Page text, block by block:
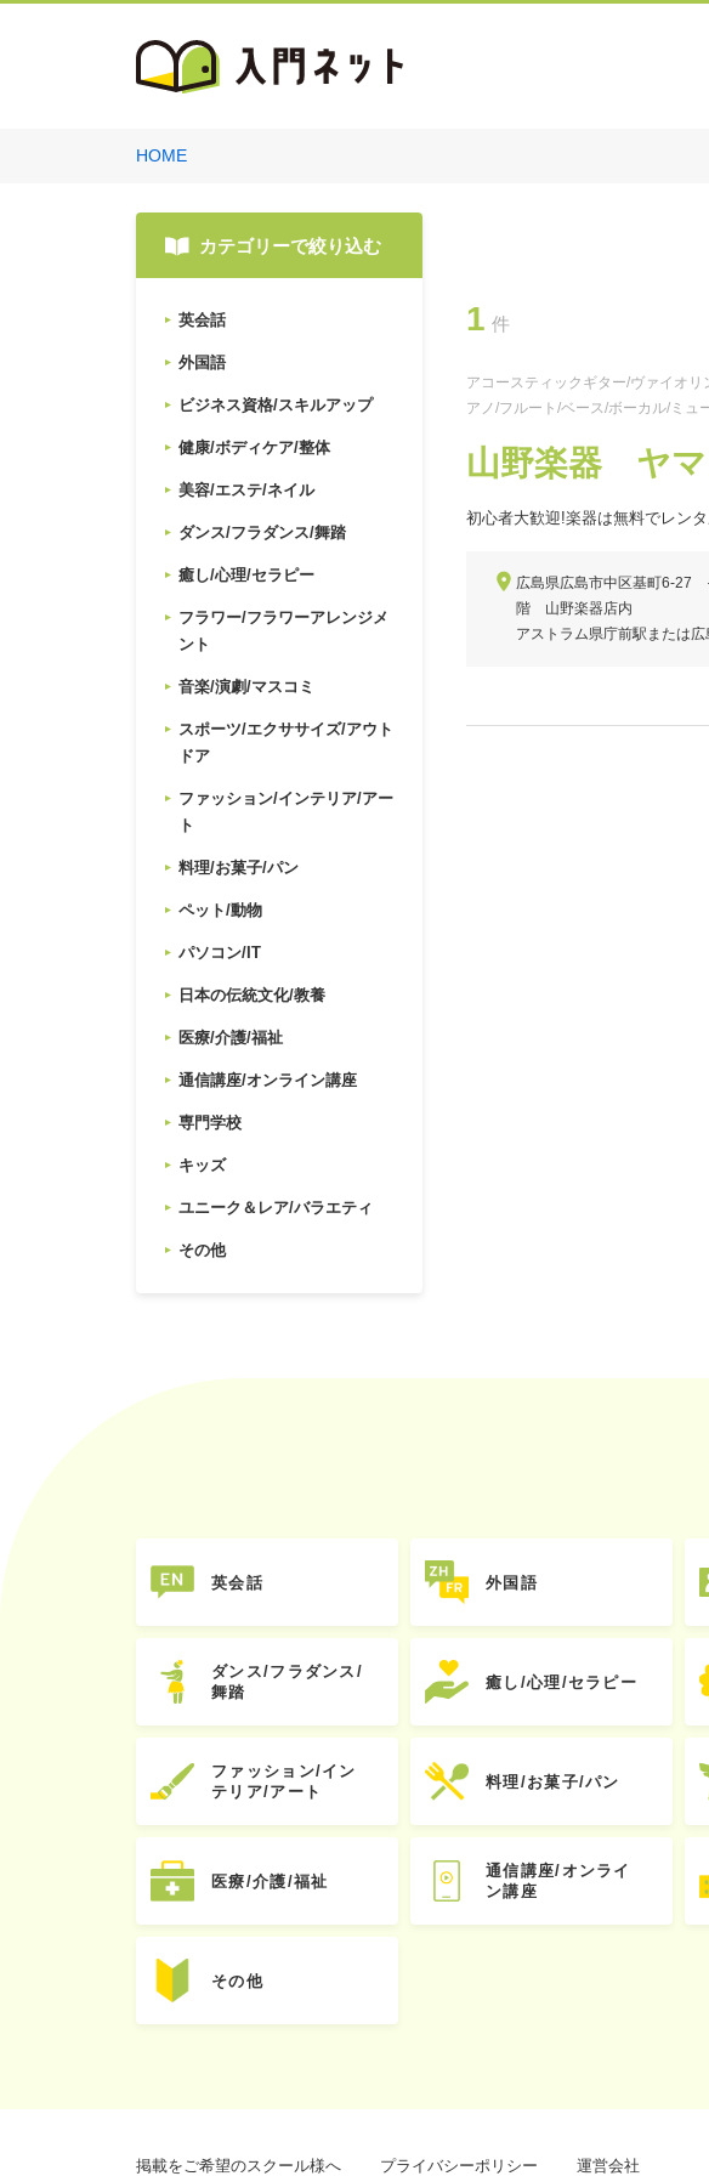
HOME
カテゴリーで絞り込む
英会話
外国語
ビジネス資格/スキルアップ
健康/ボディケア/整体
美容/エステ/ネイル
ダンス/フラダンス/舞踏
癒し/心理/セラピー
フラワー/フラワーアレンジメ
ント
音楽/演劇/マスコミ
スポーツ/エクササイズ/アウト
ドア
ファッション/インテリア/アー
ト
料理/お菓子/パン
ペット/動物
パソコン/IT
日本の伝統文化/教養
医療/介護/福祉
通信講座/オンライン講座
専門学校
キッズ
ユニーク＆レア/バラエティ
その他
1 件
アコースティックギター/ヴァイオ
アノ/フルート/ベース/ボーカル/ミュ
山野楽器 ヤマ
初心者大歓迎!楽器は無料でレン
広島県広島市中区基町6-27
階 山野楽器店内
アストラム県庁前駅または
英会話 外国語
ダンス/フラダンス/
舞踏
癒し/心理/セラピー
ファッション/イン
テリア/アート
料理/お菓子/パン
医療/介護/福祉
通信講座/オンライ
ン講座
その他
掲載をご希望のスクール様へ プライバシーポリシー 運営会社